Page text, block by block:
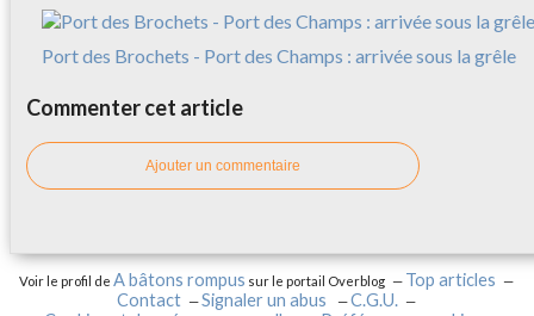
Port des Brochets - Port des Champs : arrivée sous la grêle
Commenter cet article
Ajouter un commentaire
Voir le profil deA bâtons rompus sur le portail Overblog
Top articles
Contact
Signaler un abus
C.G.U.